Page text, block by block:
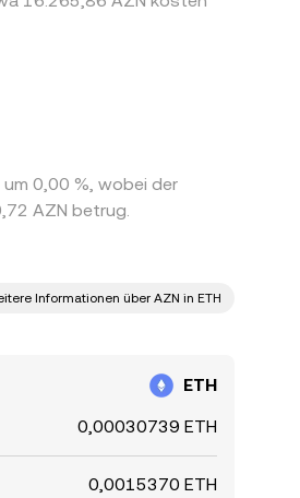
0,00 %, wobei der
AZN betrug.
Informationen über AZN in ETH
ETH
0,00030739 ETH
0,0015370 ETH